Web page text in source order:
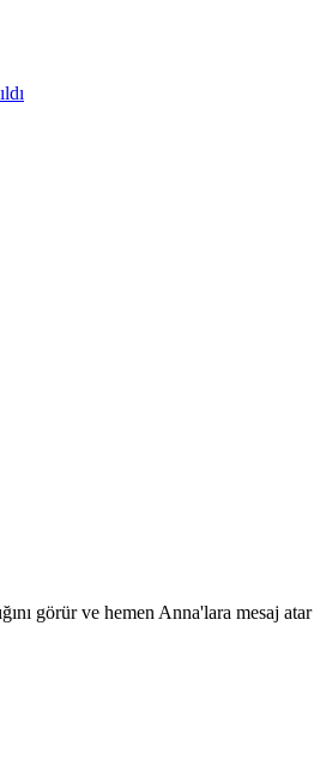
görür ve hemen Anna'lara mesaj atar